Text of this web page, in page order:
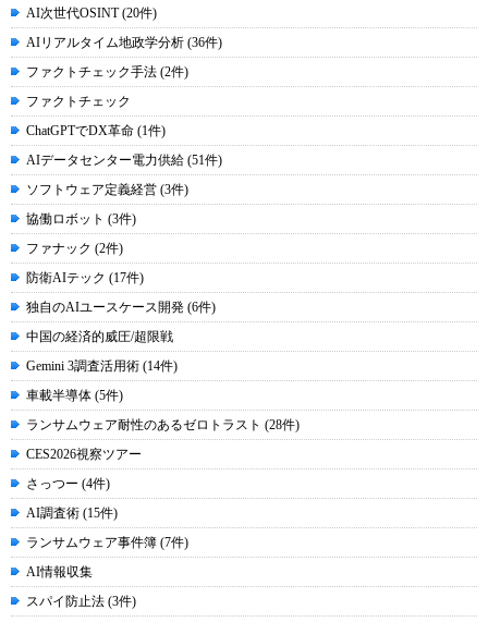
AI次世代OSINT (20件)
AIリアルタイム地政学分析 (36件)
ファクトチェック手法 (2件)
ファクトチェック
ChatGPTでDX革命 (1件)
AIデータセンター電力供給 (51件)
ソフトウェア定義経営 (3件)
協働ロボット (3件)
ファナック (2件)
防衛AIテック (17件)
独自のAIユースケース開発 (6件)
中国の経済的威圧/超限戦
Gemini 3調査活用術 (14件)
車載半導体 (5件)
ランサムウェア耐性のあるゼロトラスト (28件)
CES2026視察ツアー
さっつー (4件)
AI調査術 (15件)
ランサムウェア事件簿 (7件)
AI情報収集
スパイ防止法 (3件)